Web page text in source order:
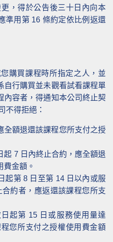
，得於公告後三十日內向本
準用第 16 條約定依比例返還
購買課程時所指定之人，並
自行購買並未觀看試看課程單
內容者，得通知本公司終止契
不得拒絕：
全額退還該課程您所支付之授
起 7 日內終止合約，應全額退
費金額。
起第 8 日至第 14 日以內或服
約者，應返還該課程您所支
起第 15 日或服務使用量達
您所支付之授權使用費金額